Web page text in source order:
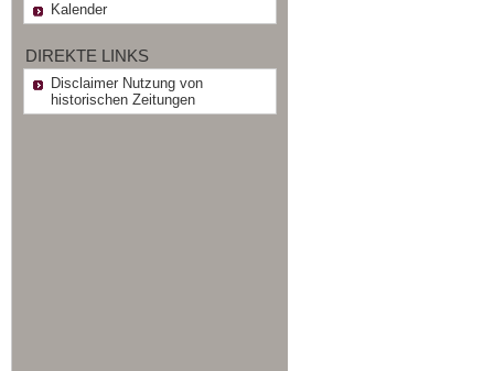
Kalender
DIREKTE LINKS
Disclaimer Nutzung von
historischen Zeitungen